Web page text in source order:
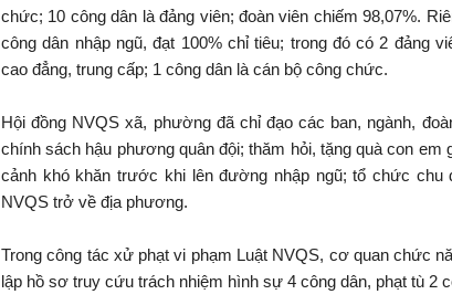
chức; 10 công dân là đảng viên; đoàn viên chiếm 98,07%.
công dân nhập ngũ, đạt 100% chỉ tiêu; trong đó có 2 đảng
cao đẳng, trung cấp; 1 công dân là cán bộ công chức.
Hội đồng NVQS xã, phường đã chỉ đạo các ban, ngành,
chính sách hậu phương quân đội; thăm hỏi, tặng quà con em
cảnh khó khăn trước khi lên đường nhập ngũ; tổ chức chu
NVQS trở về địa phương.
Trong công tác xử phạt vi phạm Luật NVQS, cơ quan chức
lập hồ sơ truy cứu trách nhiệm hình sự 4 công dân, phạt tù 2